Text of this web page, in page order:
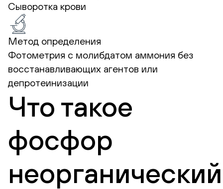
Сыворотка крови
Метод определения
Фотометрия с молибдатом аммония без
восстанавливающих агентов или
депротеинизации
Что такое
фосфор
неорганический